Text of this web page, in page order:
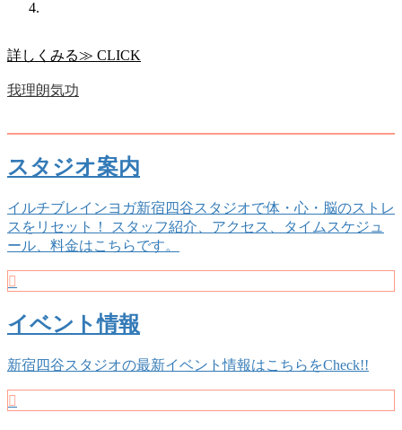
詳しくみる≫ CLICK
我理朗気功
Previous
Next
スタジオ案内
イルチブレインヨガ新宿四谷スタジオで体・心・脳のストレ
スをリセット！ スタッフ紹介、アクセス、タイムスケジュ
ール、料金はこちらです。
イベント情報
新宿四谷スタジオの最新イベント情報はこちらをCheck!!